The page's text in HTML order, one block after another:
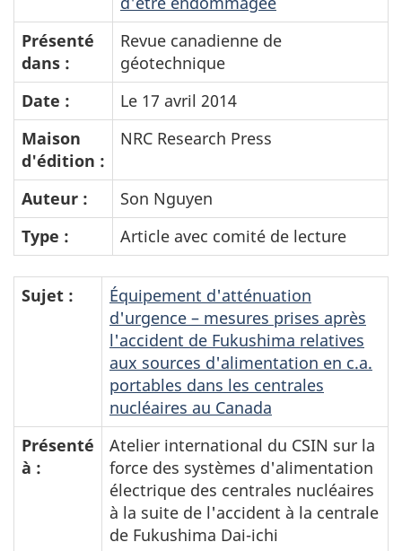
Présenté
dans :
Revue canadienne de
géotechnique
Date :
Le 17 avril 2014
Maison
d'édition :
NRC Research Press
Auteur :
Son Nguyen
Type :
Article avec comité de lecture
Sujet :
Équipement d'atténuation
d'urgence – mesures prises après
l'accident de Fukushima relatives
aux sources d'alimentation en c.a.
portables dans les centrales
nucléaires au Canada
Présenté
à :
Atelier international du CSIN sur la
force des systèmes d'alimentation
électrique des centrales nucléaires
à la suite de l'accident à la centrale
de Fukushima Dai-ichi